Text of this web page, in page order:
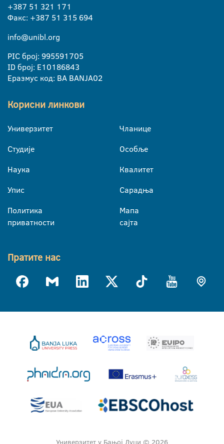
+387 51 321 171
Факс: +387 51 315 694
info@unibl.org
PIC број: 995591705
ID број: E10186843
Еразмус код: BA BANJA02
Корисни линкови
Универзитет
Студије
Наука
Упис
Политика
приватности
Чланице
Особље
Квалитет
Сарадња
Мапа
сајта
Пратите нас
Универзитет у Бањој Луци © 2026